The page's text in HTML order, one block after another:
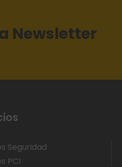
Newsletter
Seguridad
PCI